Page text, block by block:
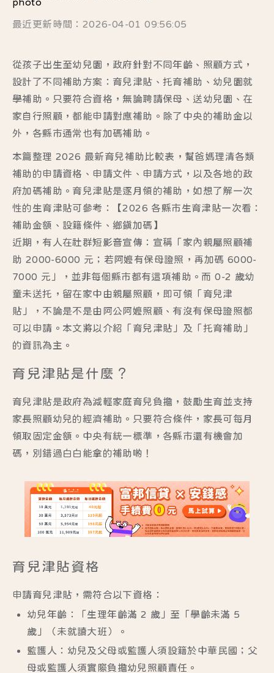
最近更新時間：2026-04-01 09:56:05
從孩子出生至幼兒園，政府針對不同年齡、照顧方式，
設計了不同補助方案： 育兒津貼、托育補助、幼兒園就
學補助 。只要符合資格，無論聘請保母、送幼兒園、在
家自行照顧，都能申請對應補助。除了中央的補助金以
外，各縣市通常也有加碼補助。
本篇整理 2026 最新育兒補助比較表， 幫爸媽理清各類
補助的申請資格、申請文件、申請方式，以及各地的政
府加碼補助。育兒津貼是逐月領的補助，如想了解一次
性的生育津貼可參考：
【2026 各縣市生育津貼一次看：
補助金額、設籍條件、鄉鎮加碼】
近期，有人在社群短影音宣傳：宣稱「家內親屬照顧補
助 2000-6000 元；若阿嬤有保母證照，再加碼 6000-
7000 元」，並非每個縣市都有這項補助。而 0-2 歲幼
童未送托，留在家中由親屬照顧，即可領「育兒津
貼」， 不論是不是由阿公阿嬤照顧、有沒有保母證照都
可以申請。 本文將以介紹「育兒津貼」及「托育補助」
的資訊為主。
育兒津貼是什麼？
育兒津貼是政府為減輕家庭育兒負擔，鼓勵生育並支持
家長照顧幼兒的經濟補助。只要符合條件， 家長可每月
領取固定金額 。中央有統一標準， 各縣市還有機會加
碼 ，別錯過白白能拿的補助喲！
育兒津貼資格
申請育兒津貼，需符合以下資格：
幼兒年齡：
「生理年齡滿 2 歲」至「學齡未滿 5
歲」
（未就讀大班）。
監護人：幼兒及父母或監護人須設籍於中華民國；父
母或監護人須實際負擔幼兒照顧責任。